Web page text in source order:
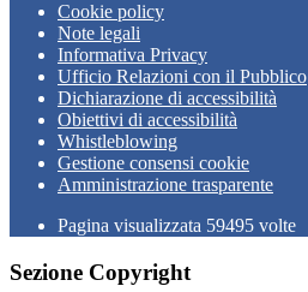
Cookie policy
Note legali
Informativa Privacy
Ufficio Relazioni con il Pubblico
Dichiarazione di accessibilità
Obiettivi di accessibilità
Whistleblowing
Gestione consensi cookie
Amministrazione trasparente
Pagina visualizzata 59495 volte
Sezione Copyright